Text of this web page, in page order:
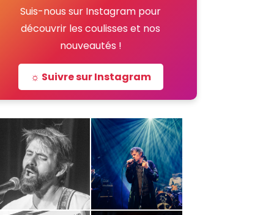
Suis-nous sur Instagram pour
découvrir les coulisses et nos
nouveautés !
☼ Suivre sur Instagram